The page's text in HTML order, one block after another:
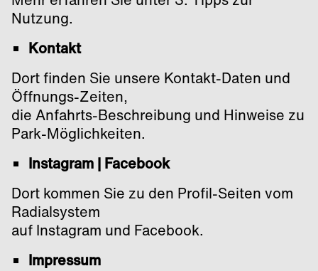
Nutzung.
Kontakt
Dort finden Sie unsere Kontakt-Daten und
Öffnungs-Zeiten,
die Anfahrts-Beschreibung und Hinweise zu
Park-Möglichkeiten.
Instagram | Facebook
Dort kommen Sie zu den Profil-Seiten vom
Radialsystem
auf Instagram und Facebook.
Impressum